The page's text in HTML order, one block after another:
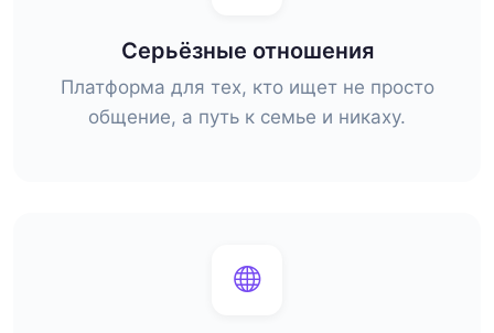
Серьёзные отношения
Платформа для тех, кто ищет не просто
общение, а путь к семье и никаху.